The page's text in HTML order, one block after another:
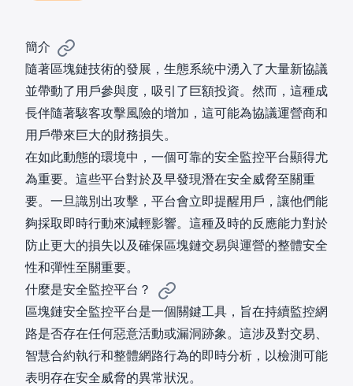
簡介
隨著區塊鏈技術的發展，生態系統中湧入了大量新協議
並帶動了用戶參與度，吸引了巨額投資。然而，這種成
長伴隨著駭客攻擊風險的增加，這可能為協議運營商和
用戶帶來巨大的財務損失。
在如此動態的環境中，一個可靠的安全監控平台顯得尤
為重要。這些平台對於及早發現潛在安全威脅至關重
要。一旦識別出攻擊，平台會立即提醒用戶，讓他們能
夠採取即時行動來減輕影響。這種及時的反應能力對於
防止更大的損失以及確保區塊鏈交易與運營的整體安全
性和彈性至關重要。
什麼是安全監控平台？
區塊鏈安全監控平台是一個關鍵工具，旨在持續監控網
路是否存在任何惡意活動或漏洞跡象。這涉及對交易、
智慧合約執行和整體網路行為的即時分析，以檢測可能
表明存在安全威脅的異常狀況。